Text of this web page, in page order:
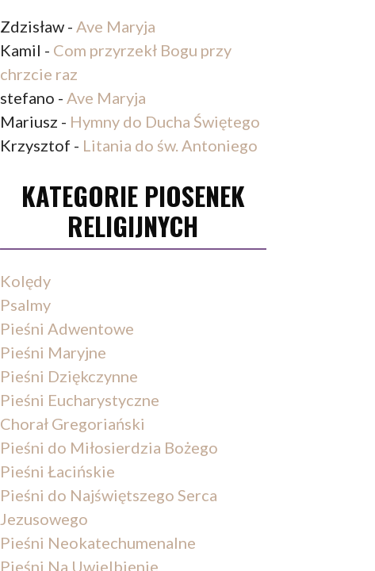
Zdzisław- Ave Maryja
Kamil - Com przyrzekł Bogu przy
chrzcie raz
stefano - Ave Maryja
Mariusz - Hymny do Ducha Świętego
Krzysztof - Litania do św. Antoniego
KATEGORIE PIOSENEK
RELIGIJNYCH
Kolędy
Psalmy
Pieśni Adwentowe
Pieśni Maryjne
Pieśni Dziękczynne
Pieśni Eucharystyczne
Chorał Gregoriański
Pieśni do Miłosierdzia Bożego
Pieśni Łacińskie
Pieśni do Najświętszego Serca
Jezusowego
Pieśni Neokatechumenalne
Pieśni Na Uwielbienie